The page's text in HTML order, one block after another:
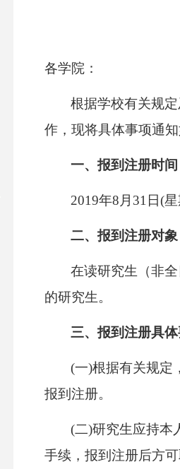
各学院：
根据学校有关规
作，现将具体事项通知
一、报到注册时间
2019年8 月 31 日(
二、报到注册对象
在读研究生（非
的研究生。
三、报到注册具
(一)根据有关规定
报到注册。
(二)研究生应持本
手续，报到注册后方可